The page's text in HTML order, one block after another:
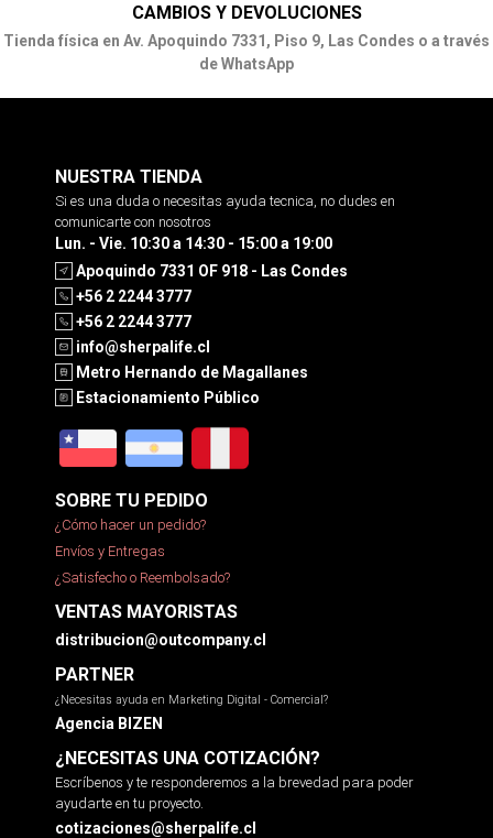
CAMBIOS Y DEVOLUCIONES
Tienda física en Av. Apoquindo 7331, Piso 9, Las Condes o a través
de WhatsApp
NUESTRA TIENDA
Si es una duda o necesitas ayuda tecnica, no dudes en
comunicarte con nosotros
Lun. - Vie. 10:30 a 14:30 - 15:00 a 19:00
Apoquindo 7331 OF 918 - Las Condes
+56 2 2244 3777
+56 2 2244 3777
info@sherpalife.cl
Metro Hernando de Magallanes
Estacionamiento Público
SOBRE TU PEDIDO
¿Cómo hacer un pedido?
Envíos y Entregas
¿Satisfecho o Reembolsado?
VENTAS MAYORISTAS
distribucion@outcompany.cl
PARTNER
¿Necesitas ayuda en Marketing Digital - Comercial?
Agencia BIZEN
¿NECESITAS UNA COTIZACIÓN?
Escríbenos y te responderemos a la brevedad para poder
ayudarte en tu proyecto.
cotizaciones@sherpalife.cl